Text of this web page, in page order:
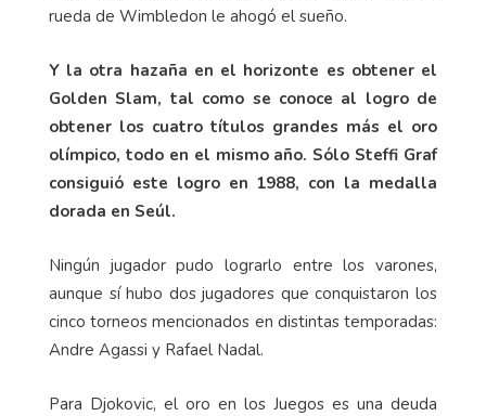
rueda de Wimbledon le ahogó el sueño.
Y la otra hazaña en el horizonte es obtener el
Golden Slam, tal como se conoce al logro de
obtener los cuatro títulos grandes más el oro
olímpico, todo en el mismo año. Sólo Steffi Graf
consiguió este logro en 1988, con la medalla
dorada en Seúl.
Ningún jugador pudo lograrlo entre los varones,
aunque sí hubo dos jugadores que conquistaron los
cinco torneos mencionados en distintas temporadas:
Andre Agassi y Rafael Nadal.
Para Djokovic, el oro en los Juegos es una deuda